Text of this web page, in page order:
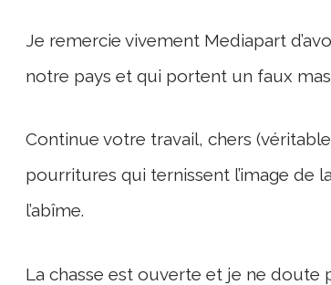
Je remercie vivement Mediapart
notre pays et qui portent un faux
Continue votre travail, chers
pourritures qui ternissent l’image de
l’abîme.
La chasse est ouverte et je ne doute